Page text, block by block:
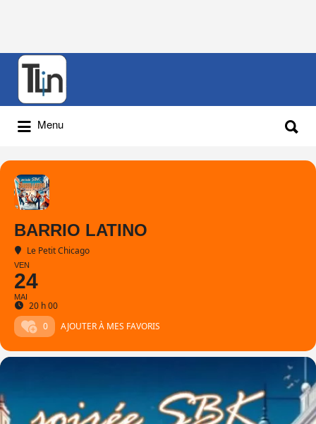
Rechercher
Menu
BARRIO LATINO
Le Petit Chicago
VEN
24
MAI
20 h 00
0
AJOUTER À MES FAVORIS